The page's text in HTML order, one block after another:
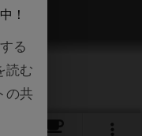
言
！
る
読む
の共